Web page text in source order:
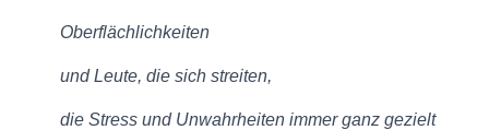
Oberflächlichkeiten
und Leute, die sich streiten,
die Stress und Unwahrheiten immer ganz gezielt